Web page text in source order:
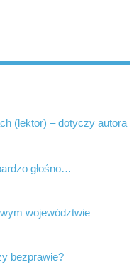
(lektor) – dotyczy autora
głośno…
województwie
bezprawie?